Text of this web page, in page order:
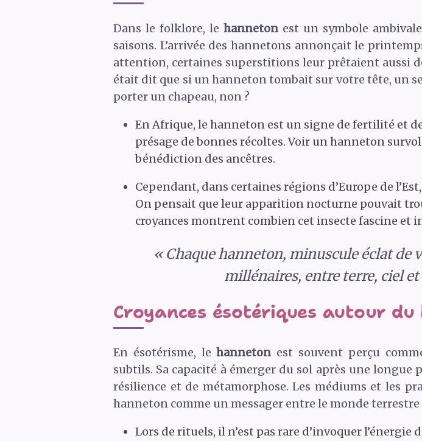
Dans le folklore, lehanneton est un symbole
saisons. L’arrivée des hannetons annonçait le
attention, certaines superstitions leur prêtaient aussi
était dit que si un hanneton tombait sur votre tête, un
porter un chapeau, non ?
En Afrique, le hanneton est un signe de fertilité et
présage de bonnes récoltes. Voir un hanneton
bénédiction des ancêtres.
Cependant, dans certaines régions d’Europe de
On pensait que leur apparition nocturne pouvait
croyances montrent combien cet insecte fascine
« Chaque hanneton, minuscule éclat
millénaires, entre terre, ciel
Croyances ésotériques autour du
En ésotérisme, lehanneton est souvent perçu
subtils. Sa capacité à émerger du sol après une
résilience et de métamorphose. Les médiums et les
hanneton comme un messager entre le monde
Lors de rituels, il n’est pas rare d’invoquer